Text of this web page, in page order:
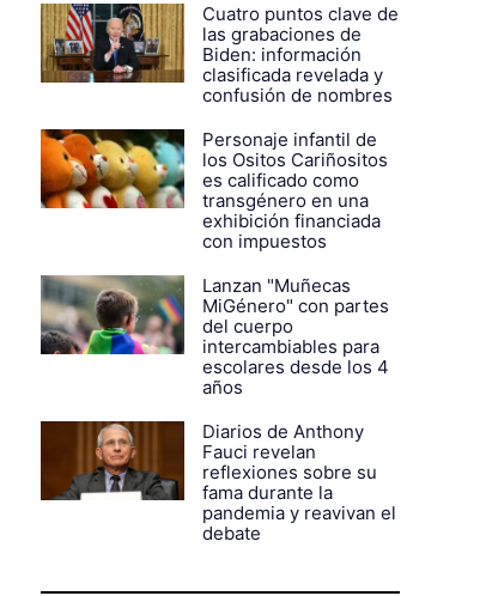
Cuatro puntos clave de
las grabaciones de
Biden: información
clasificada revelada y
confusión de nombres
Personaje infantil de
los Ositos Cariñositos
es calificado como
transgénero en una
exhibición financiada
con impuestos
Lanzan "Muñecas
MiGénero" con partes
del cuerpo
intercambiables para
escolares desde los 4
años
Diarios de Anthony
Fauci revelan
reflexiones sobre su
fama durante la
pandemia y reavivan el
debate